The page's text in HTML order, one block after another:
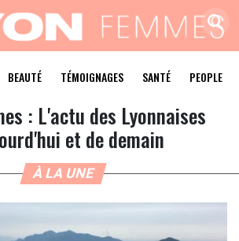
BEAUTÉ TÉMOIGNAGES SANTÉ PEOPLE
: L'actu des Lyonnaises
et de demain
À LA UNE